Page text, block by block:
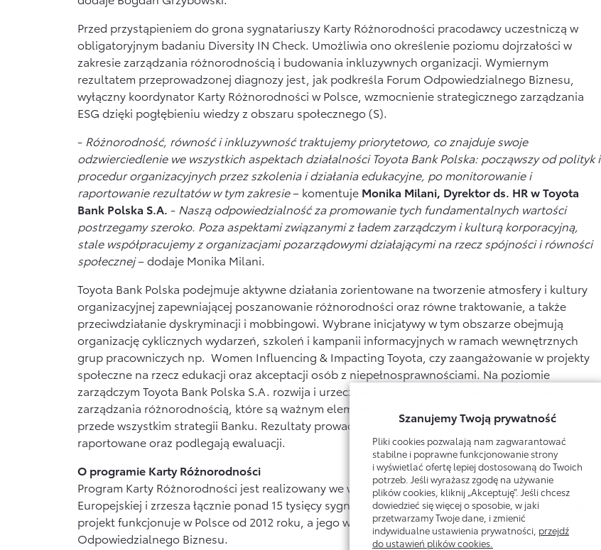
Szanujemy Twoją prywatność
Pliki cookies pozwalają nam zagwarantować
stabilne i poprawne funkcjonowanie strony
i wyświetlać ofertę lepiej dostosowaną do Twoich
potrzeb. Jeśli wyrażasz zgodę na używanie
plików cookies, kliknij „Akceptuję”. Jeśli chcesz
dowiedzieć się więcej o sposobie, w jaki
przetwarzamy Twoje dane, i zmienić
indywidualne ustawienia prywatności, przejdź
do ustawień plików cookies.
Przed przystąpieniem do grona sygnatariuszy Karty Różnorodności pracodawcy uczestniczą w
obligatoryjnym badaniu Diversity IN Check. Umożliwia ono określenie poziomu dojrzałości w
zakresie zarządzania różnorodnością i budowania inkluzywnych organizacji. Wymiernym
rezultatem przeprowadzonej diagnozy jest, jak podkreśla Forum Odpowiedzialnego Biznesu,
wyłączny koordynator Karty Różnorodności w Polsce, wzmocnienie strategicznego zarządzania
ESG dzięki pogłębieniu wiedzy z obszaru społecznego (S).
- Różnorodność, równość i inkluzywność traktujemy priorytetowo, co znajduje swoje
odzwierciedlenie we wszystkich aspektach działalności Toyota Bank Polska: począwszy od polityk i
procedur organizacyjnych przez szkolenia i działania edukacyjne, po monitorowanie i
raportowanie rezultatów w tym zakresie– komentuje Monika Milani, Dyrektor ds. HR w Toyota
Bank Polska S.A. - Naszą odpowiedzialność za promowanie tych fundamentalnych wartości
postrzegamy szeroko. Poza aspektami związanymi z ładem zarządczym i kulturą korporacyjną,
stale współpracujemy z organizacjami pozarządowymi działającymi na rzecz spójności i równości
społecznej– dodaje Monika Milani.
Toyota Bank Polska podejmuje aktywne działania zorientowane na tworzenie atmosfery i kultury
organizacyjnej zapewniającej poszanowanie różnorodności oraz równe traktowanie, a także
przeciwdziałanie dyskryminacji i mobbingowi. Wybrane inicjatywy w tym obszarze obejmują
organizację cyklicznych wydarzeń, szkoleń i kampanii informacyjnych w ramach wewnętrznych
grup pracowniczych np. Women Influencing & Impacting Toyota, czy zaangażowanie w projekty
społeczne na rzecz edukacji oraz akceptacji osób z niepełnosprawnościami. Na poziomie
zarządczym Toyota Bank Polska S.A. rozwija i urzeczywistnia standardy równego traktowania i
zarządzania różnorodnością, które są ważnym elementem wewnętrznych polityk, procedur, ale
przede wszystkim strategii Banku. Rezultaty prowadzonych działań są regularnie monitorowane i
raportowane oraz podlegają ewaluacji.
O programie Karty Różnorodności
Program Karty Różnorodności jest realizowany we wszystkich 27 państwach członkowskich Unii
Europejskiej i zrzesza łącznie ponad 15 tysięcy sygnatariuszy. Wspierany przez Komisję Europejską
projekt funkcjonuje w Polsce od 2012 roku, a jego wyłącznym koordynatorem jest Forum
Odpowiedzialnego Biznesu.